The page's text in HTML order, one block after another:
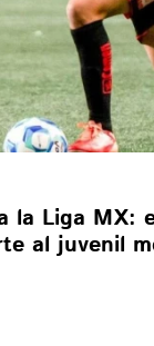
la Liga MX:
al juvenil